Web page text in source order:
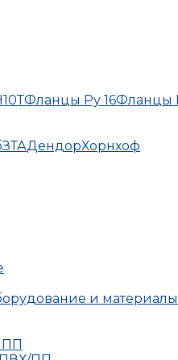
Фланцы Ру 16Фланцы
ДендорХорнхоф
и материалы
ПП